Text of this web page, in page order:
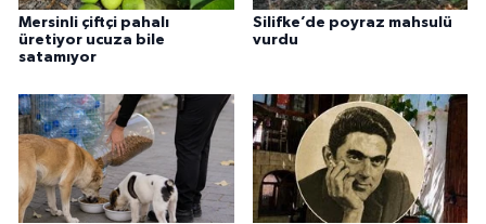
Mersinli çiftçi pahalı
üretiyor ucuza bile
satamıyor
Silifke’de poyraz mahsulü
vurdu